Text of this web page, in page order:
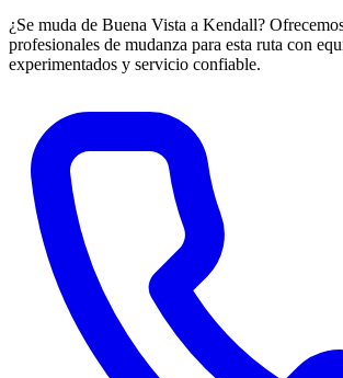
¿Se muda de Buena Vista a Kendall?
profesionales de mudanza para esta ruta con
experimentados y servicio confiable.